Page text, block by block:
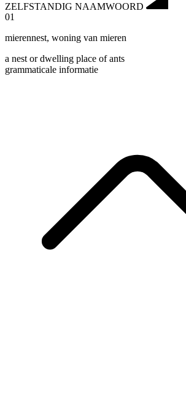
ZELFSTANDIG NAAMWOORD
01
mierennest, woning van mieren
a nest or dwelling place of ants
grammaticale informatie